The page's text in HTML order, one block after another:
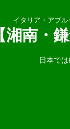
イタリア・アブ
【湘南・
日本で